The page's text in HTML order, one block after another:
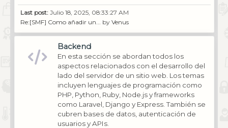
Last post: Julio 18, 2025, 08:33:27 AM
Re:[SMF] Como añadir un...
by Venus
Backend
En esta sección se abordan todos los
aspectos relacionados con el desarrollo del
lado del servidor de un sitio web. Los temas
incluyen lenguajes de programación como
PHP, Python, Ruby, Node.js y frameworks
como Laravel, Django y Express. También se
cubren bases de datos, autenticación de
usuarios y APIs.